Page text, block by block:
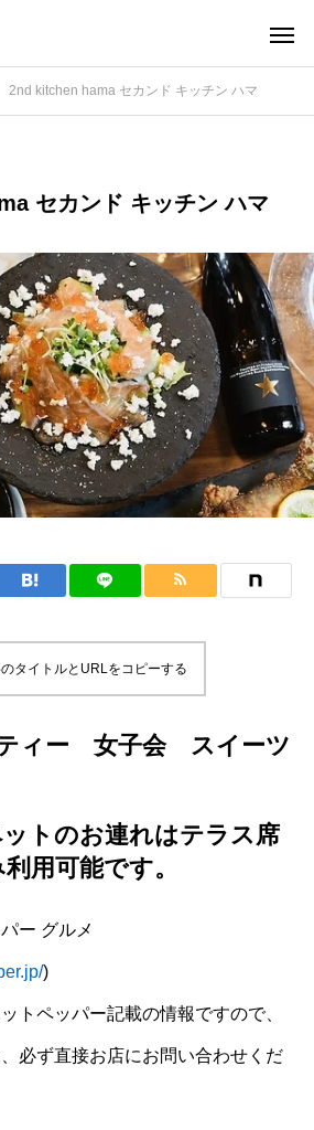
2nd kitchen hama セカンド キッチン ハマ
セカンド キッチン ハマ
タイトルとURLをコピーする
ィー 女子会 スイーツ
トのお連れはテラス席
用可能です。
ー グルメ
)
トペッパー記載の情報ですので、
必ず直接お店にお問い合わせくだ